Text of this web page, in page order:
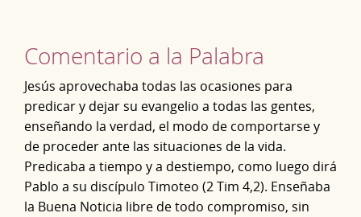
Comentario a la Palabra
Jesús aprovechaba todas las ocasiones para
predicar y dejar su evangelio a todas las gentes,
enseñando la verdad, el modo de comportarse y
de proceder ante las situaciones de la vida.
Predicaba a tiempo y a destiempo, como luego dirá
Pablo a su discípulo Timoteo (2 Tim 4,2). Enseñaba
la Buena Noticia libre de todo compromiso, sin